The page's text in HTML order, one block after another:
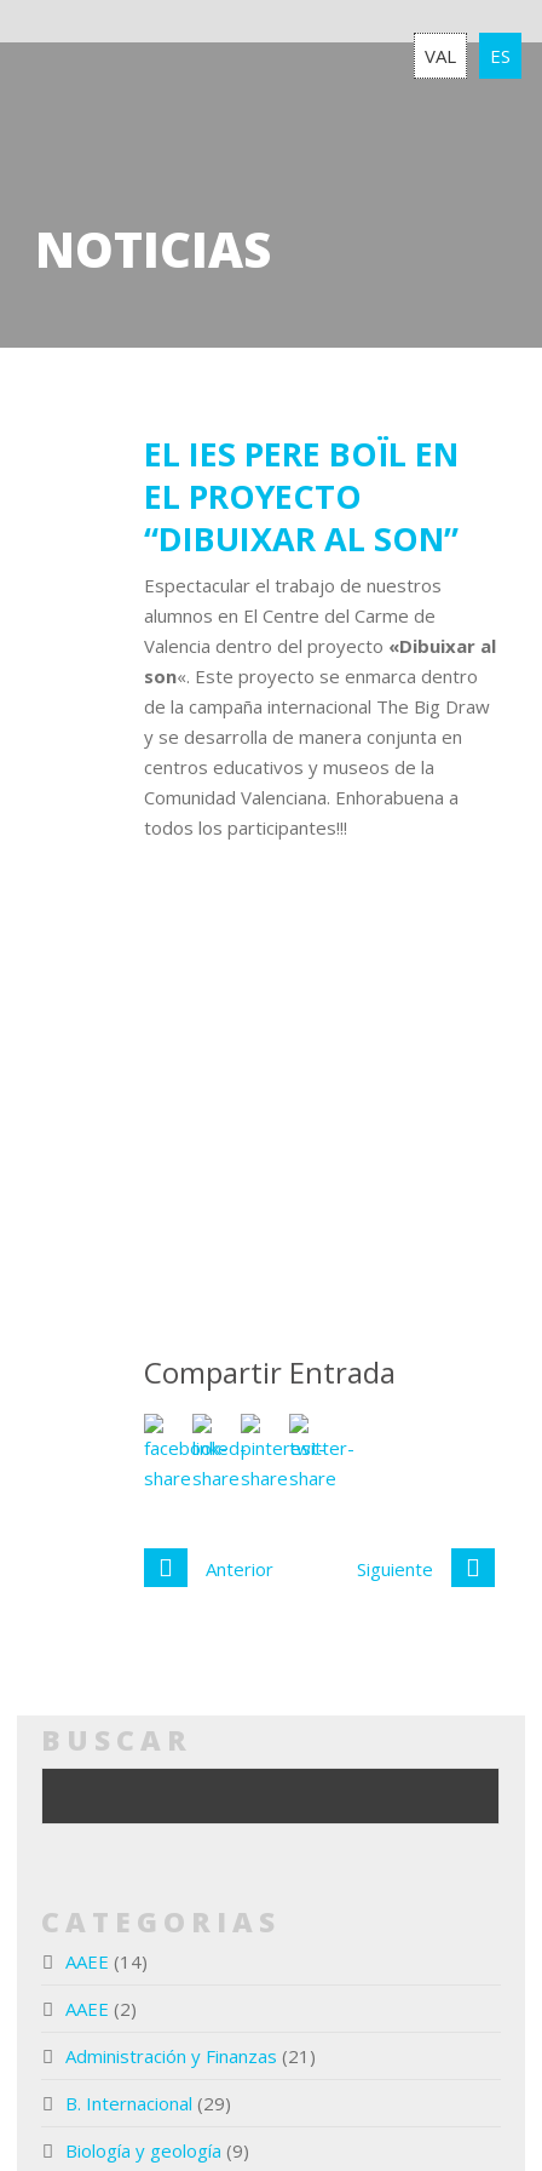
VAL ES
NOTICIAS
EL IES PERE BOÏL EN
EL PROYECTO
“DIBUIXAR AL SON”
Espectacular el trabajo de nuestros
alumnos en El Centre del Carme de
Valencia dentro del proyecto «Dibuixar al
son«. Este proyecto se enmarca dentro
de la campaña internacional The Big Draw
y se desarrolla de manera conjunta en
centros educativos y museos de la
Comunidad Valenciana. Enhorabuena a
todos los participantes!!!
Compartir Entrada
Anterior Siguiente
BUSCAR
CATEGORIAS
AAEE (14)
AAEE (2)
Administración y Finanzas (21)
B. Internacional (29)
Biología y geología (9)